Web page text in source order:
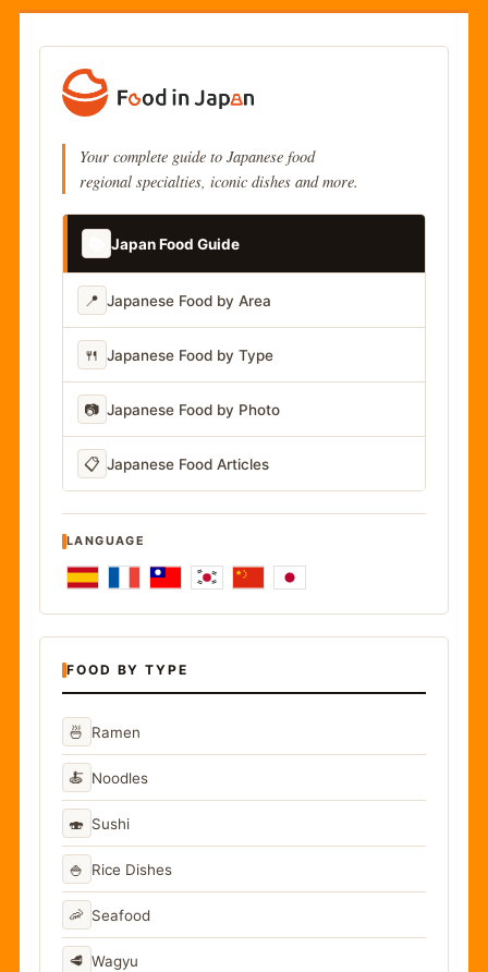
Your complete guide to Japanese food
regional specialties, iconic dishes and more.
Japan Food Guide
📍 Japanese Food by Area
🍴 Japanese Food by Type
📷 Japanese Food by Photo
📋 Japanese Food Articles
LANGUAGE
FOOD BY TYPE
🍜 Ramen
🍝 Noodles
🍣 Sushi
🍚 Rice Dishes
🦐 Seafood
🥩 Wagyu